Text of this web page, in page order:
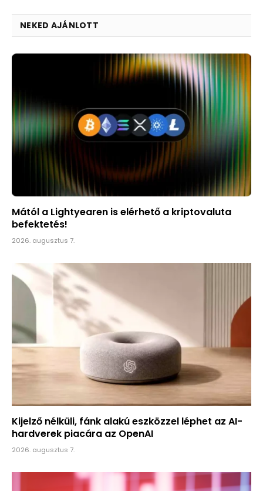
NEKED AJÁNLOTT
Mától a Lightyearen is elérhető a kriptovaluta
befektetés!
2026. augusztus 7.
Kijelző nélküli, fánk alakú eszközzel léphet az AI-
hardverek piacára az OpenAI
2026. augusztus 7.